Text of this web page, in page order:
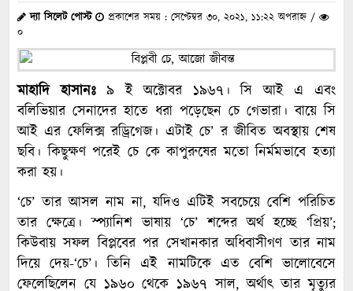
দ্যা সিলেট পোস্ট
প্রকাশের সময় : সেপ্টেম্বর ৩০, ২০২১, ১১:২২ অপরাহ্ন /
০
মাহাদি হাসানঃ৯ ই অক্টোবর ১৯৬৭। সি আই এ এবং
বলিভিয়ার সেনাদের হাতে ধরা পড়েছেন চে গেভারা। বায়ে সি
আই এর ফেলিক্স রড্রিগেজ। এটাই চে’ র জীবিত অবস্থায় শেষ
ছবি। কিছুক্ষণ পরেই চে কে কাপুরুষের মতো নির্মমভাবে হত্যা
করা হয়।
‘চে’ তার আসল নাম না, যদিও এটিই সবচেয়ে বেশি পরিচিত
তার ক্ষেত্রে। স্প্যানিশ ভাষায় ‘চে’ শব্দের অর্থ হচ্ছে ‘প্রিয়’;
কিউবায় সফল বিপ্লবের পর সেখানকার অধিবাসীগণ তার নাম
দিয়ে দেয়-‘চে’। তিনি এই নামটিকে এত বেশি ভালোবেসে
ফেলেছিলেন যে ১৯৬০ থেকে ১৯৬৭ সাল, অর্থাৎ তার মৃত্যুর